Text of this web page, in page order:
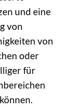
und eine
von
von
oder
für